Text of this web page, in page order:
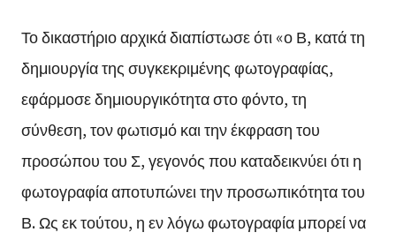
Το δικαστήριο αρχικά διαπίστωσε ότι «ο Β, κατά τη
δημιουργία της συγκεκριμένης φωτογραφίας,
εφάρμοσε δημιουργικότητα στο φόντο, τη
σύνθεση, τον φωτισμό και την έκφραση του
προσώπου του Σ, γεγονός που καταδεικνύει ότι η
φωτογραφία αποτυπώνει την προσωπικότητα του
Β. Ως εκ τούτου, η εν λόγω φωτογραφία μπορεί να